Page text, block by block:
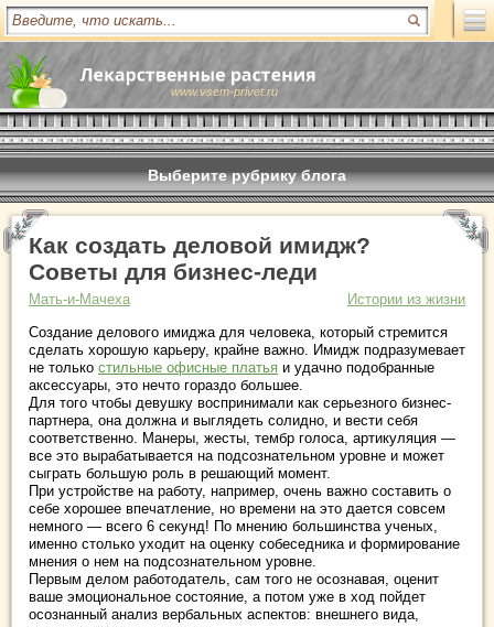
www.vsem-privet.ru
Выберите рубрику блога
Как создать деловой имидж?
Советы для бизнес-леди
Мать-и-Мачеха
Истории из жизни
Создание делового имиджа для человека, который стремится
сделать хорошую карьеру, крайне важно. Имидж подразумевает
не только стильные офисные платья и удачно подобранные
аксессуары, это нечто гораздо большее.
Для того чтобы девушку воспринимали как серьезного бизнес-
партнера, она должна и выглядеть солидно, и вести себя
соответственно. Манеры, жесты, тембр голоса, артикуляция ―
все это вырабатывается на подсознательном уровне и может
сыграть большую роль в решающий момент.
При устройстве на работу, например, очень важно составить о
себе хорошее впечатление, но времени на это дается совсем
немного ― всего 6 секунд! По мнению большинства ученых,
именно столько уходит на оценку собеседника и формирование
мнения о нем на подсознательном уровне.
Первым делом работодатель, сам того не осознавая, оценит
ваше эмоциональное состояние, а потом уже в ход пойдет
осознанный анализ вербальных аспектов: внешнего вида,